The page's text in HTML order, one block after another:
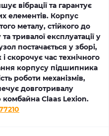
вібрації та гарантує
елементів. Корпус
металу, стійкого до
тривалої експлуатації у
постачається у зборі,
час технічного
корпусу підшипника
роботи механізмів,
довготривалу
комбайна Claas Lexion.